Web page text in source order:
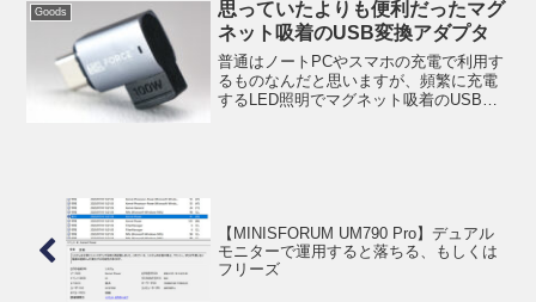
Goods
思っていたよりも便利だったマグ
ネット吸着のUSB変換アダプタ
普通はノートPCやスマホの充電で利用す
るものなんだと思いますが、頻繁に充電
するLED照明でマグネット吸着のUSB変
【MINISFORUM UM790 Pro】デュアル
モニターで運用すると落ちる、もしくは
フリーズ